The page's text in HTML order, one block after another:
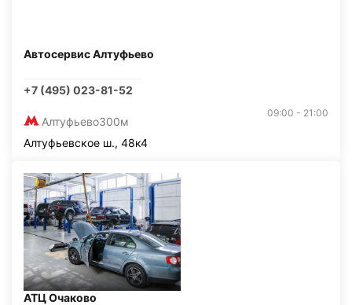
Автосервис Алтуфьево
+7 (495) 023-81-52
Алтуфьево300м
09:00 - 21:00
Алтуфьевское ш., 48к4
АТЦ Очаково